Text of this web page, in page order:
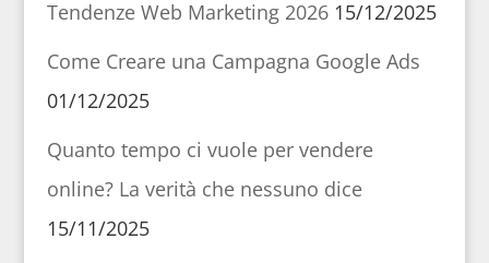
Tendenze Web Marketing 2026 15/12/2025
Come Creare una Campagna Google Ads
01/12/2025
Quanto tempo ci vuole per vendere
online? La verità che nessuno dice
15/11/2025